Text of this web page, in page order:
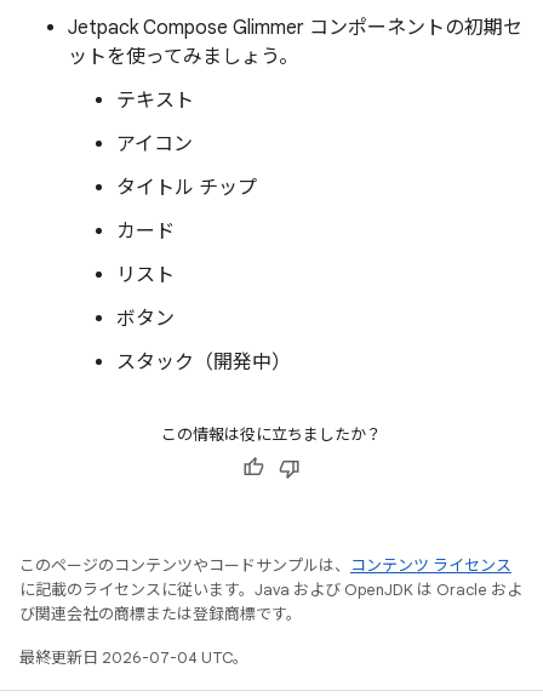
Jetpack Compose Glimmer コンポーネントの初期セ
ットを使ってみましょう。
テキスト
アイコン
タイトル チップ
カード
リスト
ボタン
スタック（開発中）
この情報は役に立ちましたか？
このページのコンテンツやコードサンプルは、
コンテンツ ライセンス
に記載のライセンスに従います。Java および OpenJDK は Oracle およ
び関連会社の商標または登録商標です。
最終更新日 2026-07-04 UTC。